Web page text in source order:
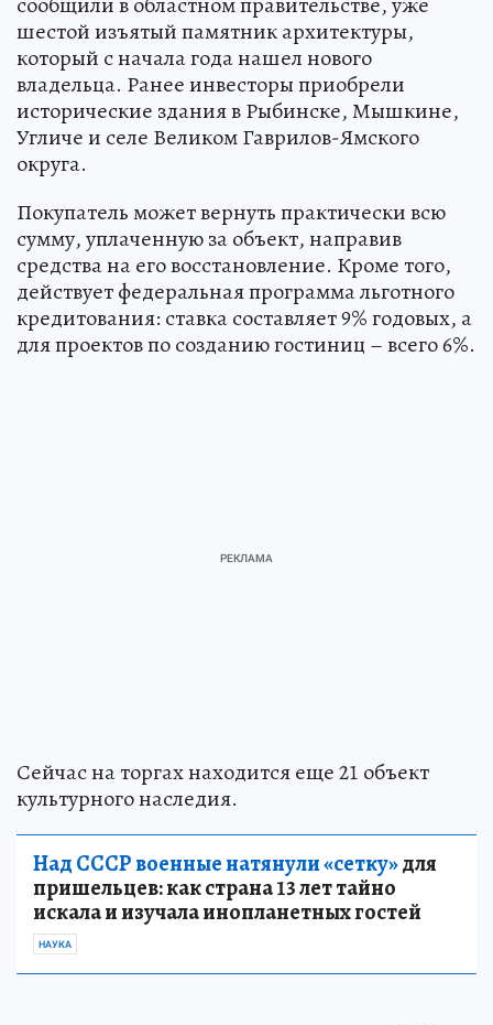
шестой изъятый памятник архитектуры,
который с начала года нашел нового
владельца. Ранее инвесторы приобрели
исторические здания в Рыбинске, Мышкине,
Угличе и селе Великом Гаврилов-Ямского
округа.
Покупатель может вернуть практически всю
сумму, уплаченную за объект, направив
средства на его восстановление. Кроме того,
действует федеральная программа льготного
кредитования: ставка составляет 9% годовых, а
для проектов по созданию гостиниц – всего 6%.
Сейчас на торгах находится еще 21 объект
культурного наследия.
Над СССР военные натянули «сетку»для
пришельцев: как страна 13 лет тайно
искала и изучала инопланетных гостей
НАУКА